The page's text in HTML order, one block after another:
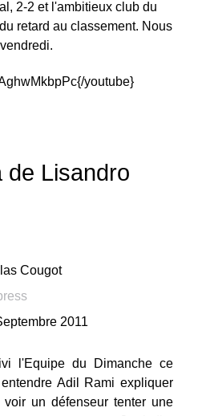
2-2 et l'ambitieux club du
retard au classement. Nous
youtube}
de Lisandro
Cougot
2011
l'Equipe du Dimanche ce
Adil Rami expliquer
un défenseur tenter une